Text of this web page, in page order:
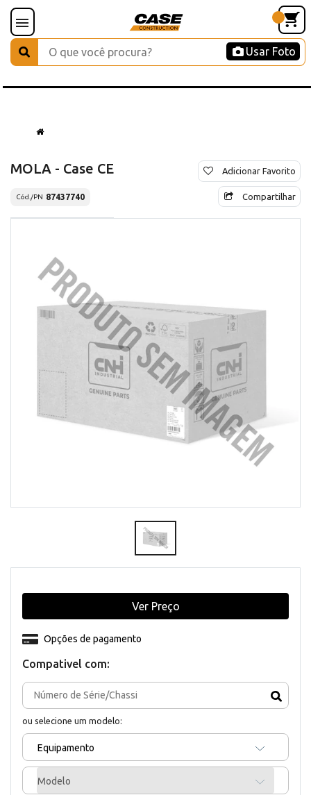
Usar Foto
MOLA - Case CE
Cód./PN 87437740
Adicionar Favorito
Compartilhar
Compativel com:
ou selecione um modelo:
Equipamento
Modelo
Opções de pagamento
Ver Preço